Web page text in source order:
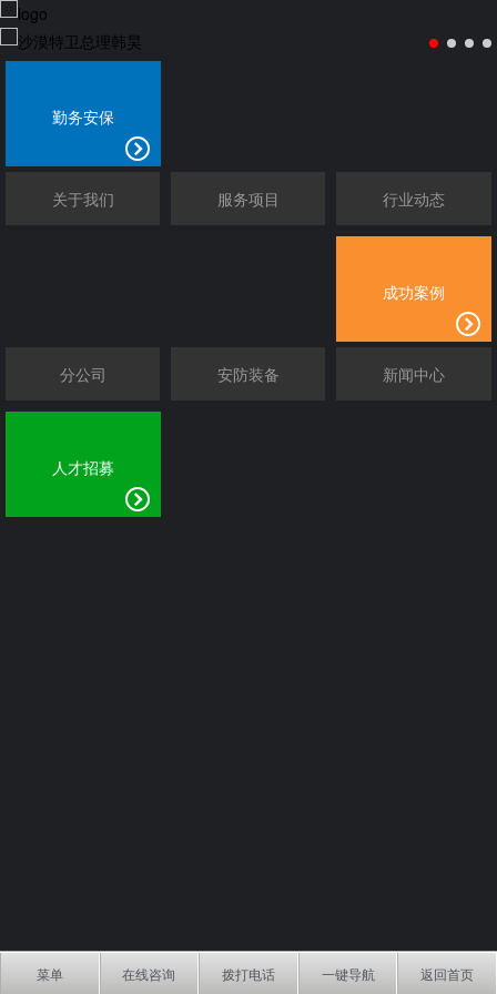
勤务安保
关于我们 服务项目 行业动态
成功案例
分公司 安防装备 新闻中心
人才招募
菜单 在线咨询 拨打电话 一键导航 返回首页